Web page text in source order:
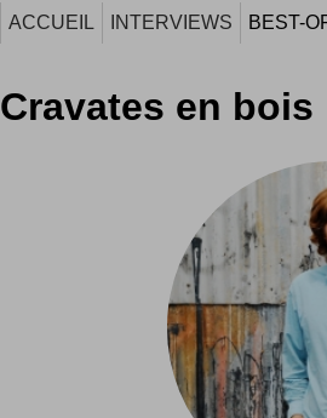
ACCUEIL INTERVIEWS BEST-
Cravates en bois